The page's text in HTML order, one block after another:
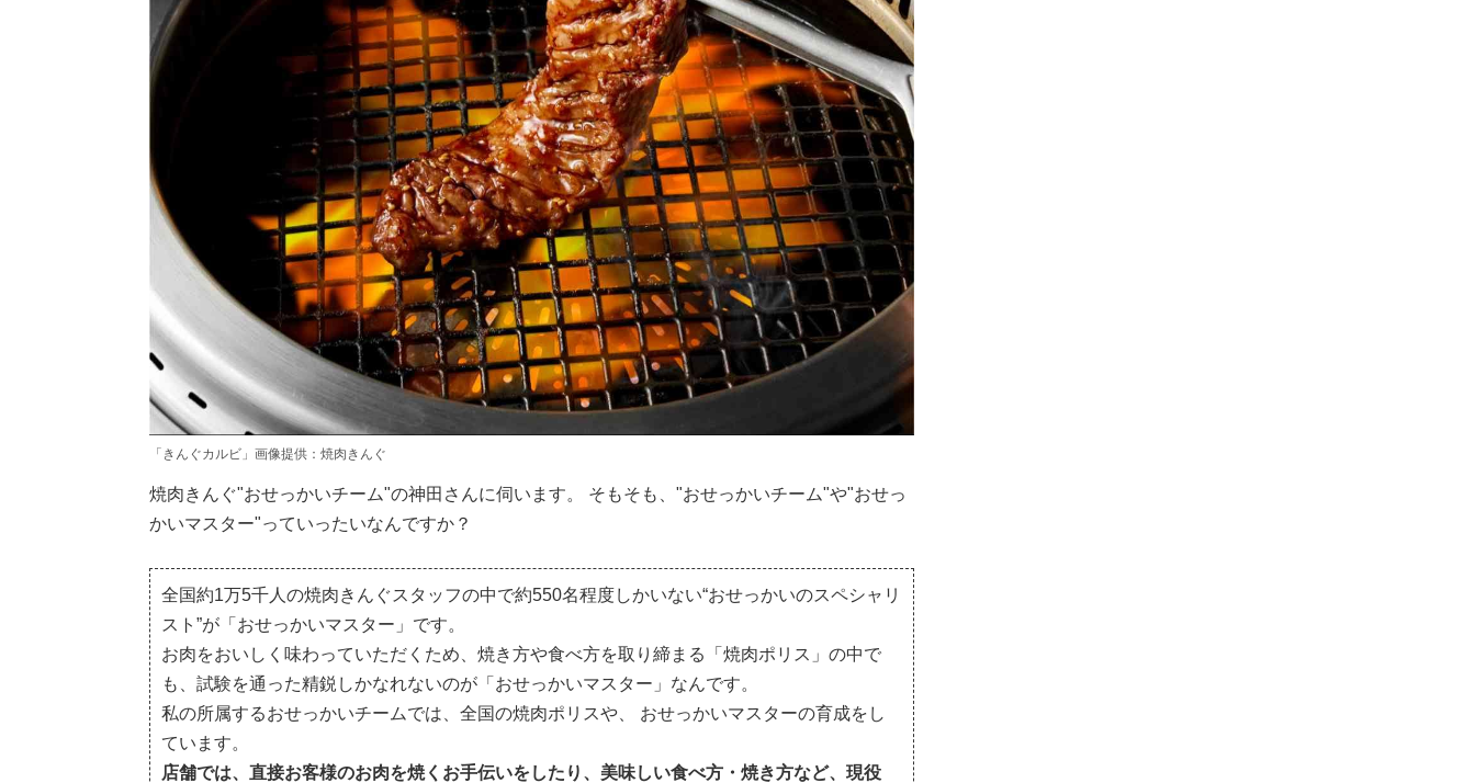
「きんぐカルビ」画像提供：焼肉きんぐ
焼肉きんぐ"おせっかいチーム"の神田さんに伺います。 そもそも、"おせっかいチーム"や"おせっ
かいマスター"っていったいなんですか？
全国約1万5千人の焼肉きんぐスタッフの中で約550名程度しかいない“おせっかいのスペシャリ
スト”が「おせっかいマスター」です。
お肉をおいしく味わっていただくため、焼き方や食べ方を取り締まる「焼肉ポリス」の中で
も、試験を通った精鋭しかなれないのが「おせっかいマスター」なんです。
私の所属するおせっかいチームでは、全国の焼肉ポリスや、 おせっかいマスターの育成をし
ています。
店舗では、直接お客様のお肉を焼くお手伝いをしたり、美味しい食べ方・焼き方など、現役